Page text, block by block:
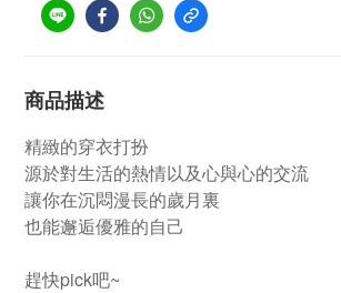
商品描述
精緻的穿衣打扮
源於對生活的熱情以及心與心的交流
讓你在沉悶漫長的歲月裏
也能邂逅優雅的自己
趕快pick吧~